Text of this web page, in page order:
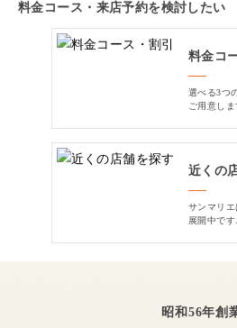
料金コース・来店予約を検討したい
料金コ
選べる3つ
ご用意しま
近くの
サンマリ
展開中です
昭和56年創